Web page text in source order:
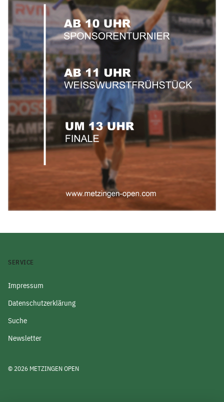
SERVICE
Impressum
Datenschutzerklärung
Suche
Newsletter
© 2026 METZINGEN OPEN